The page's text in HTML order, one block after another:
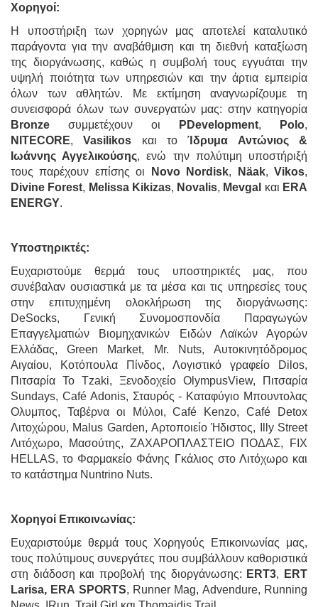
Χορηγοί:
Η υποστήριξη των χορηγών μας αποτελεί καταλυτικό
παράγοντα για την αναβάθμιση και τη διεθνή καταξίωση
της διοργάνωσης, καθώς η συμβολή τους εγγυάται την
υψηλή ποιότητα των υπηρεσιών και την άρτια εμπειρία
όλων των αθλητών. Με εκτίμηση αναγνωρίζουμε τη
συνεισφορά όλων των συνεργατών μας: στην κατηγορία
Bronze συμμετέχουν οι PDevelopment, Polo,
NITECORE,Vasilikos και τοΊδρυμα Αντώνιος &
Ιωάννης Αγγελικούσης, ενώ την πολύτιμη υποστήριξή
τους παρέχουν επίσης οι
Novo Nordisk, Näak,Vikos,
Divine Forest, Melissa Kikizas, Novalis, Mevgal και ERA
ENERGY.
Υποστηρικτές:
Ευχαριστούμε θερμά τους υποστηρικτές μας, που
συνέβαλαν ουσιαστικά με τα μέσα και τις υπηρεσίες τους
στην επιτυχημένη ολοκλήρωση της διοργάνωσης:
DeSocks, Γενική Συνομοσπονδία Παραγωγών
Επαγγελματιών Βιομηχανικών Ειδών Λαϊκών Αγορών
Ελλάδας, Green Market, Mr. Nuts, Αυτοκινητόδρομος
Αιγαίου, Κοτόπουλα Πίνδος, Λογιστικό γραφείο Dilos,
Πιτσαρία Το Tzaki, Ξενοδοχείο OlympusView, Πιτσαρία
Sundays, Café Adonis, Σταυρός - Καταφύγιο Μπουντολας
Ολυμπος, Ταβέρνα οι Mύλοι, Café Kenzo, Café Detox
Λιτοχώρου, Malus Garden, Αρτοποιείο Ήδιστος, Illy Street
Λιτόχωρο, Μασούτης, ΖΑΧΑΡΟΠΛΑΣΤΕΙΟ ΠΟΔΑΣ, FIX
HELLAS, το Φαρμακείο Φάνης Γκάλιος στο Λιτόχωρο και
το κατάστημα Nuntrino Nuts.
Χορηγοί Επικοινωνίας:
Ευχαριστούμε θερμά τους Χορηγούς Επικοινωνίας μας,
τους πολύτιμους συνεργάτες που συμβάλλουν καθοριστικά
στη διάδοση και προβολή της διοργάνωσης: ERT3,
ERT
Larisa, ERA SPORTS, Runner Mag, Advendure, Running